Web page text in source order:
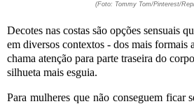
(Foto: Tommy Tom/Pinterest/
Decotes nas costas são opções sensuais
em diversos contextos - dos mais formais
chama atenção para parte traseira do
silhueta mais esguia.
Para mulheres que não conseguem ficar